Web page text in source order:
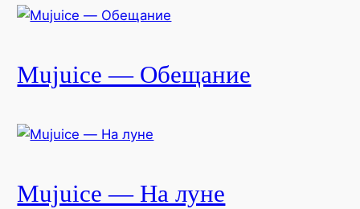
Mujuice — Обещание
Mujuice — На луне